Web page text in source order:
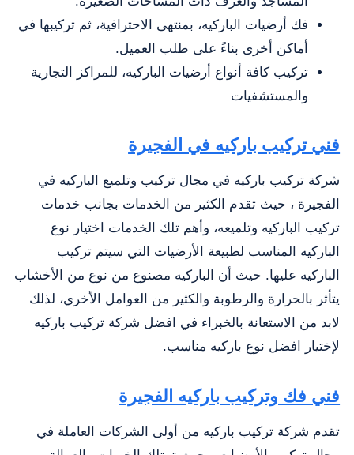
فك أرضيات الباركيه، بمنتهى الاحترافية، ثم تركيبها في
أماكن أخرى بناءً على طلب العميل.
تركيب كافة أنواع أرضيات الباركيه، للمراكز التجارية
والمستشفيات
فني تركيب باركيه في الفجيرة
شركة تركيب باركيه في مجال تركيب وتلميع الباركيه في
الفجيرة ، حيث تقدم الكثير من الخدمات بجانب خدمات
تركيب الباركيه وتلميعه، وأهم تلك الخدمات اختيار نوع
الباركيه المناسب لطبيعة الأرضيات التي سيتم تركيب
الباركيه عليها. حيث أن الباركيه مصنوع من نوع من الأخشاب
يتأثر بالحرارة والرطوبة والكثير من العوامل الأخري، لذلك
لابد من الاستعانة بالخبراء في افضل شركة تركيب باركيه
لإختيار افضل نوع باركيه مناسب.
‏فني فك وتركيب باركيه الفجيرة
تقدم شركة تركيب باركيه من أولى الشركات العاملة في